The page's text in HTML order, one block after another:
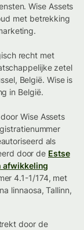
Wise Assets
met betrekking
recht met
zetel
België. Wise is
in België.
Wise Assets
als
door de Estse
afwikkeling
4.1-1/174, met
linnaosa, Tallinn,
door de